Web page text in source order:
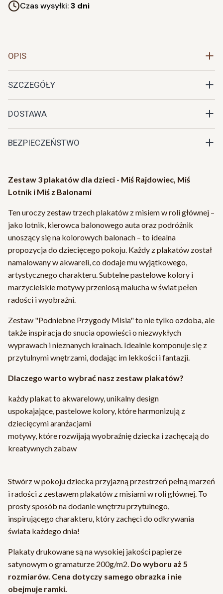
Czas wysyłki:3 dni
OPIS
SZCZEGÓŁY
DOSTAWA
BEZPIECZEŃSTWO
Zestaw 3 plakatów dla dzieci - Miś Rajdowiec, Miś
Lotnik i Miś z Balonami
Ten uroczy zestaw trzech plakatów z misiem w roli głównej –
jako lotnik, kierowca balonowego auta oraz podróżnik
unoszący się na kolorowych balonach – to idealna
propozycja do dziecięcego pokoju. Każdy z plakatów został
namalowany w akwareli, co dodaje mu wyjątkowego,
artystycznego charakteru. Subtelne pastelowe kolory i
marzycielskie motywy przeniosą malucha w świat pełen
radości i wyobraźni.
Zestaw "Podniebne Przygody Misia" to nie tylko ozdoba, ale
także inspiracja do snucia opowieści o niezwykłych
wyprawach i nieznanych krainach. Idealnie komponuje się z
przytulnymi wnętrzami, dodając im lekkości i fantazji.
Dlaczego warto wybrać nasz zestaw plakatów?
każdy plakat to akwarelowy, unikalny design
uspokajające, pastelowe kolory, które harmonizują z
dziecięcymi aranżacjami
motywy, które rozwijają wyobraźnię dziecka i zachęcają do
kreatywnych zabaw
Stwórz w pokoju dziecka przyjazną przestrzeń pełną marzeń
i radości z zestawem plakatów z misiami w roli głównej. To
prosty sposób na dodanie wnętrzu przytulnego,
inspirującego charakteru, który zachęci do odkrywania
świata każdego dnia!
Plakaty drukowane są na wysokiej jakości papierze
satynowym o gramaturze 200g/m2. Do wyboru aż 5
rozmiarów. Cena dotyczy samego obrazka i nie
obejmuje ramki.